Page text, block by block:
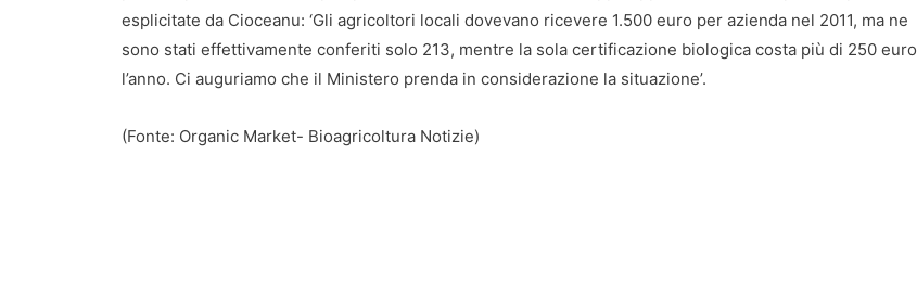
esplicitate da Cioceanu: ‘Gli agricoltori locali dovevano ricevere 1.500 euro per azienda nel 2011, ma ne
sono stati effettivamente conferiti solo 213, mentre la sola certificazione biologica costa più di 250 euro
l’anno. Ci auguriamo che il Ministero prenda in considerazione la situazione’.
(Fonte: Organic Market- Bioagricoltura Notizie)